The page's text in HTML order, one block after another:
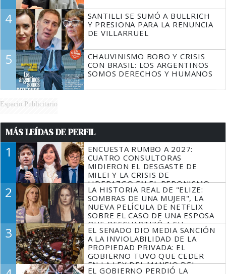
4
SANTILLI SE SUMÓ A BULLRICH
Y PRESIONA PARA LA RENUNCIA
DE VILLARRUEL
5
CHAUVINISMO BOBO Y CRISIS
CON BRASIL: LOS ARGENTINOS
SOMOS DERECHOS Y HUMANOS
Espacio Publicitario
MÁS LEÍDAS DE PERFIL
1
ENCUESTA RUMBO A 2027:
CUATRO CONSULTORAS
MIDIERON EL DESGASTE DE
MILEI Y LA CRISIS DE
LIDERAZGO EN EL PERONISMO
2
LA HISTORIA REAL DE "ELIZE:
SOMBRAS DE UNA MUJER", LA
NUEVA PELÍCULA DE NETFLIX
SOBRE EL CASO DE UNA ESPOSA
QUE DESCUARTIZÓ A SU
MARIDO
3
EL SENADO DIO MEDIA SANCIÓN
A LA INVIOLABILIDAD DE LA
PROPIEDAD PRIVADA: EL
GOBIERNO TUVO QUE CEDER
EN LA LEY DEL MANEJO DEL
EL GOBIERNO PERDIÓ LA